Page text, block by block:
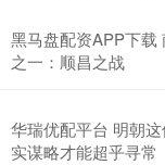
黑马盘配资APP下载
之一：顺昌之战
华瑞优配平台 明朝
实谋略才能超乎寻常